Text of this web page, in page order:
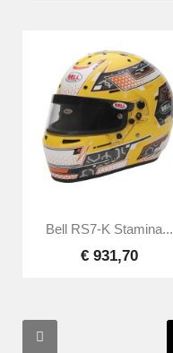
Bell RS7-K Stamina...
€ 931,70